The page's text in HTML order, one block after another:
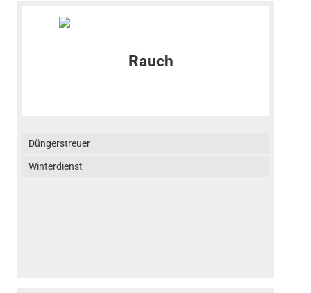
Düngerstreuer
Winterdienst